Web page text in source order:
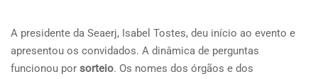
A presidente da Seaerj, Isabel Tostes, deu início ao evento e
apresentou os convidados. A dinâmica de perguntas
funcionou por sorteio. Os nomes dos órgãos e dos